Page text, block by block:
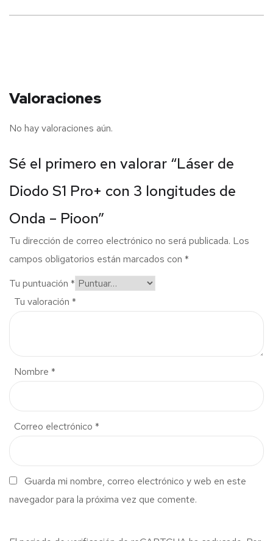
Valoraciones
No hay valoraciones aún.
Sé el primero en valorar “Láser de
Diodo S1 Pro+ con 3 longitudes de
Onda – Pioon”
Tu dirección de correo electrónico no será publicada. Los
campos obligatorios están marcados con *
Tu puntuación *
Tu valoración *
Nombre *
Correo electrónico *
Guarda mi nombre, correo electrónico y web en este
navegador para la próxima vez que comente.